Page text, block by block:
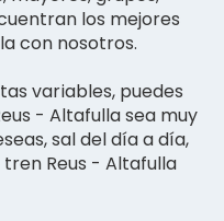
los mejores
con nosotros.
variables, puedes
- Altafulla sea muy
sal del día a día,
Reus - Altafulla